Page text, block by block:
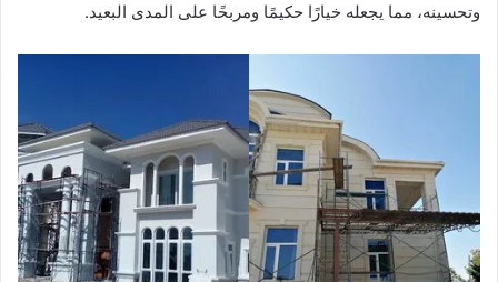
وتحسينه، مما يجعله خيارًا حكيمًا ومربحًا على المدى البعيد.